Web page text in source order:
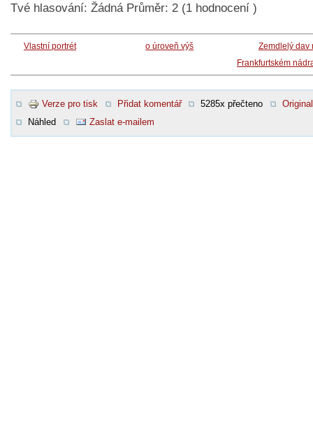
Tvé hlasování: Žádná Průměr: 2 (1 hodnocení )
Vlastní portrét o úroveň výš
Zemdlelý dav
Frankfurtském
Verze pro tisk Přidat komentář 5285x přečteno
Original
Náhled
Zaslat e-mailem